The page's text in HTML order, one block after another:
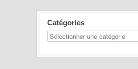
Catégories